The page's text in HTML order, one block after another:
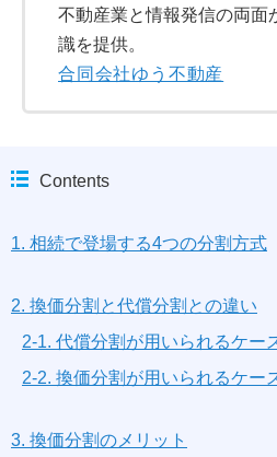
不動産業と情報発信の両面
識を提供。
合同会社ゆう不動産
Contents
1. 相続で登場する4つの分割方式
2. 換価分割と代償分割との違い
2-1. 代償分割が用いられるケー
2-2. 換価分割が用いられるケー
3. 換価分割のメリット